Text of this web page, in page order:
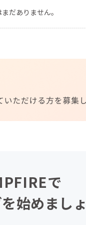
Creation
ya コミュニティ
だありません。
で
始めまし